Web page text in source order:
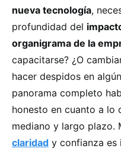
nueva tecnología,
profundidad del
organigrama de la
capacitarse? ¿O
hacer despidos en
panorama completo
honesto en cuanto a lo
mediano y largo plazo.
claridad y confianza es